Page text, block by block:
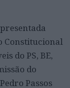
Constitucional
do PS, BE,
do
Passos